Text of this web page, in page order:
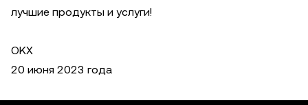
лучшие продукты и услуги!
OKX
20 июня 2023 года